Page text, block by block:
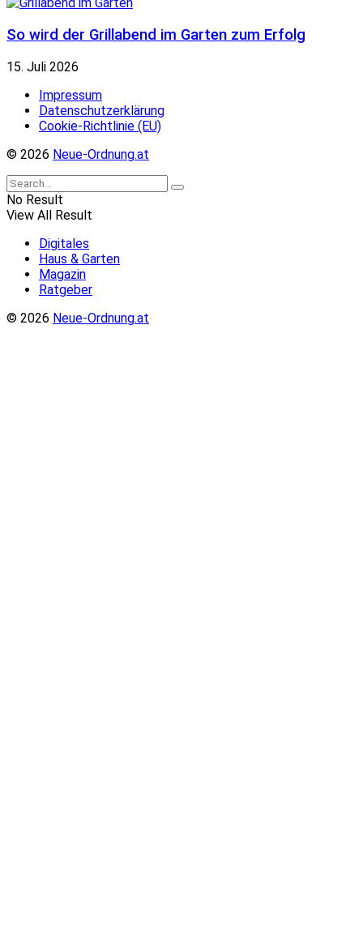
So wird der Grillabend im Garten zum Erfolg
15. Juli 2026
Impressum
Datenschutzerklärung
Cookie-Richtlinie (EU)
© 2026 Neue-Ordnung.at
No Result
View All Result
Digitales
Haus & Garten
Magazin
Ratgeber
© 2026 Neue-Ordnung.at